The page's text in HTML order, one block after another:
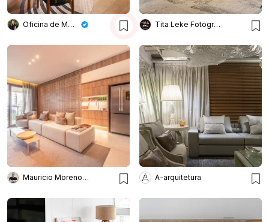
Oficina de Morar Tita Leke Fotografia
Mauricio Moreno Fotografia A-arquitetura